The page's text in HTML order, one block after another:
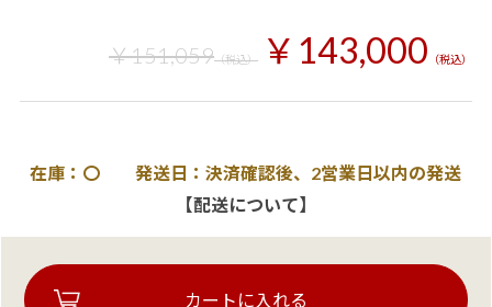
￥151,059（税込） ￥143,000 （税込）
在庫：〇 発送日：決済確認後、2営業日以内の発送
【配送について】